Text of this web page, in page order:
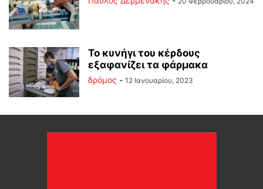
Το κυνήγι του κέρδους
εξαφανίζει τα φάρμακα
δρόμος - 12 Ιανουαρίου, 2023